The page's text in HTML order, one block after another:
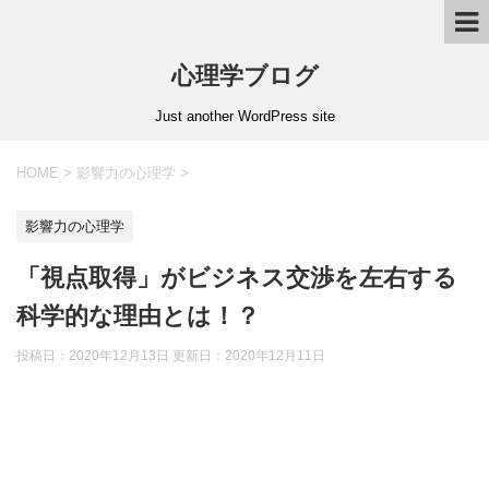
心理学ブログ
Just another WordPress site
HOME > 影響力の心理学 >
影響力の心理学
「視点取得」がビジネス交渉を左右する
科学的な理由とは！？
投稿日：2020年12月13日 更新日： 2020年12月11日